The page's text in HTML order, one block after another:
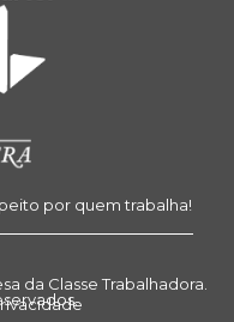
por quem trabalha!
da Classe Trabalhadora.